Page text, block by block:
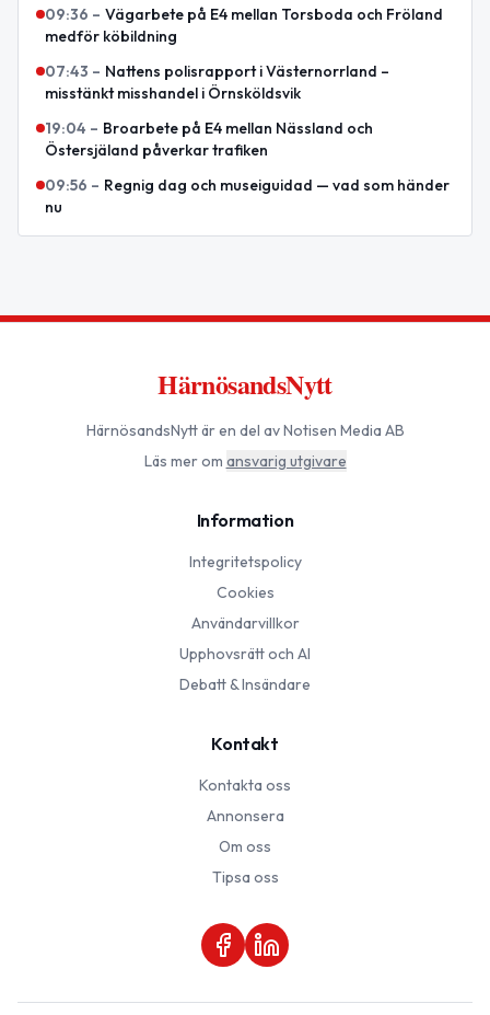
09:36 – Vägarbete på E4 mellan Torsboda och Fröland
medför köbildning
07:43 – Nattens polisrapport i Västernorrland –
misstänkt misshandel i Örnsköldsvik
19:04 – Broarbete på E4 mellan Nässland och
Östersjäland påverkar trafiken
09:56 – Regnig dag och museiguidad — vad som händer
nu
HärnösandsNytt
HärnösandsNyttär en del av Notisen Media AB
Läs mer om ansvarig utgivare
Information
Integritetspolicy
Cookies
Användarvillkor
Upphovsrätt och AI
Debatt & Insändare
Kontakt
Kontakta oss
Annonsera
Om oss
Tipsa oss